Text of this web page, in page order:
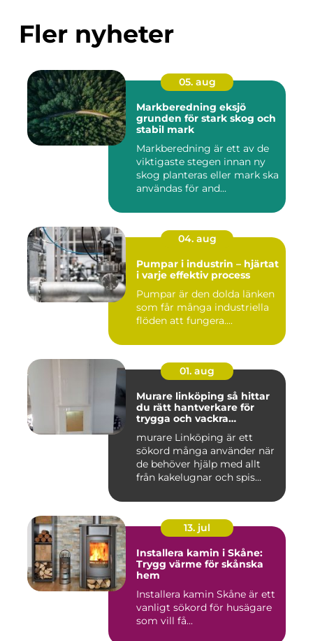
Fler nyheter
05. aug
Markberedning eksjö
grunden för stark skog och
stabil mark
Markberedning är ett av de
viktigaste stegen innan ny
skog planteras eller mark ska
användas för and...
04. aug
Pumpar i industrin – hjärtat
i varje effektiv process
Pumpar är den dolda länken
som får många industriella
flöden att fungera....
01. aug
Murare linköping så hittar
du rätt hantverkare för
trygga och vackra
murare Linköping är ett
sökord många använder när
de behöver hjälp med allt
från kakelugnar och spis...
13. jul
Installera kamin i Skåne:
Trygg värme för skånska
hem
Installera kamin Skåne är ett
vanligt sökord för husägare
som vill få...